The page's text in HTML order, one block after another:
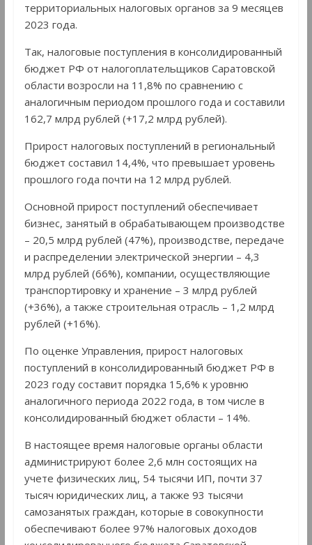
территориальных налоговых органов за 9 месяцев
2023 года.
Так, налоговые поступления в консолидированный
бюджет РФ от налогоплательщиков Саратовской
области возросли на 11,8% по сравнению с
аналогичным периодом прошлого года и составили
162,7 млрд рублей (+17,2 млрд рублей).
Прирост налоговых поступлений в региональный
бюджет составил 14,4%, что превышает уровень
прошлого года почти на 12 млрд рублей.
Основной прирост поступлений обеспечивает
бизнес, занятый в обрабатывающем производстве
– 20,5 млрд рублей (47%), производстве, передаче
и распределении электрической энергии – 4,3
млрд рублей (66%), компании, осуществляющие
транспортировку и хранение – 3 млрд рублей
(+36%), а также строительная отрасль – 1,2 млрд
рублей (+16%).
По оценке Управления, прирост налоговых
поступлений в консолидированный бюджет РФ в
2023 году составит порядка 15,6% к уровню
аналогичного периода 2022 года, в том числе в
консолидированный бюджет области – 14%.
В настоящее время налоговые органы области
администрируют более 2,6 млн состоящих на
учете физических лиц, 54 тысячи ИП, почти 37
тысяч юридических лиц, а также 93 тысячи
самозанятых граждан, которые в совокупности
обеспечивают более 97% налоговых доходов